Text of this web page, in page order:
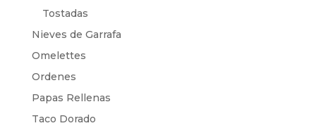
Tostadas
Nieves de Garrafa
Omelettes
Ordenes
Papas Rellenas
Taco Dorado